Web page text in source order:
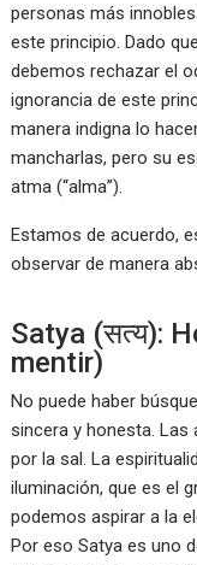
personas más
este principio. Dado
debemos rechazar el
ignorancia de este
manera indigna lo
mancharlas, pero su
atma (“alma”).
Estamos de acuerdo,
observar de manera
Satya (सत्य):
mentir)
No puede haber
sincera y honesta. Las
por la sal. La
iluminación, que es el
podemos aspirar a la
Por eso Satya es uno